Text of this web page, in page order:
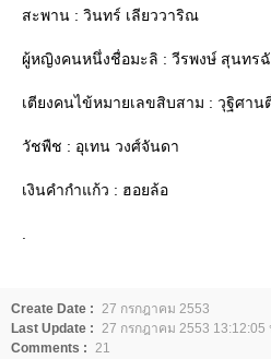
สะพาน : วินทร์ เลียววาริณ
ผู้หญิงคนหนึ่งชื่อมะลิ : วีรพงษ์ สุนทร
เตียงคนไข้หมายเลขสิบสาม : วุฐิศาน
วัชพืช : อุเทน วงศ์จันดา
เงินคำกำแก้ว : ฮอยล้อ
Create Date : 27 กรกฎาคม 2553
Last Update : 27 กรกฎาคม 2553 13:12:05
Comments : 21